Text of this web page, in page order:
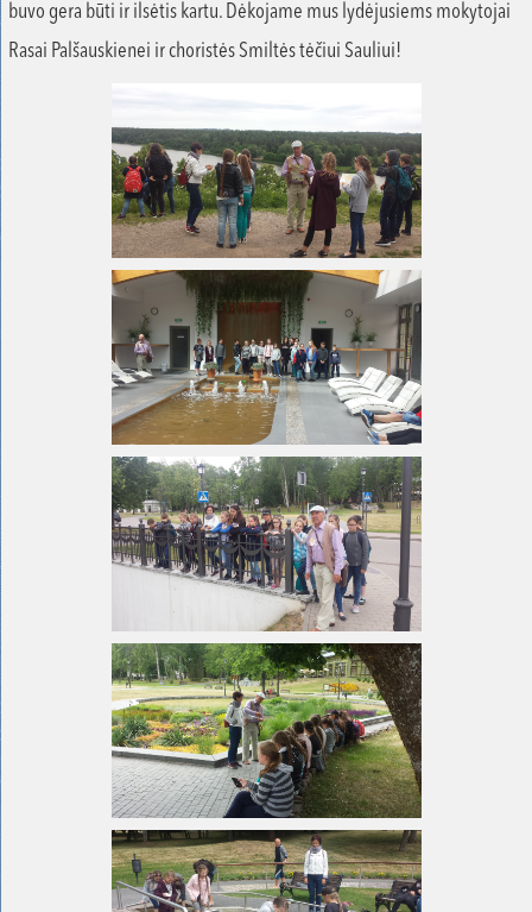
buvo gera būti ir ilsėtis kartu. Dėkojame mus lydėjusiems mokytojai
Rasai Palšauskienei ir choristės Smiltės tėčiui Sauliui!